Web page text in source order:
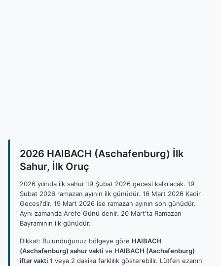
2026 HAIBACH (Aschafenburg) İlk
Sahur, İlk Oruç
2026 yılında ilk sahur 19 Şubat 2026 gecesi kalkılacak. 19
Şubat 2026 ramazan ayının ilk günüdür. 16 Mart 2026 Kadir
Gecesi'dir. 19 Mart 2026 ise ramazan ayının son günüdür.
Aynı zamanda Arefe Günü denir. 20 Mart'ta Ramazan
Bayramının ilk günüdür.
Dikkat: Bulunduğunuz bölgeye göre HAIBACH
(Aschafenburg) sahur vakti ve HAIBACH (Aschafenburg)
iftar vakti 1 veya 2 dakika farklılık gösterebilir. Lütfen ezanın